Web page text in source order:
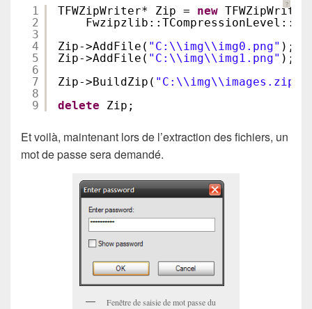
?
1
2
3
4
5
6
7
8
9
TFWZipWriter* Zip = new
Zip->AddFile( "C:\\img\\img0.png" );
Zip->AddFile( "C:\\img\\img1.png" );
Zip->BuildZip( "C:\\img\\images.zip"
delete
Zip;
Et voilà, maintenant lors de l’extraction des fichiers, un
mot de passe sera demandé.
Fenêtre de saisie de mot passe du